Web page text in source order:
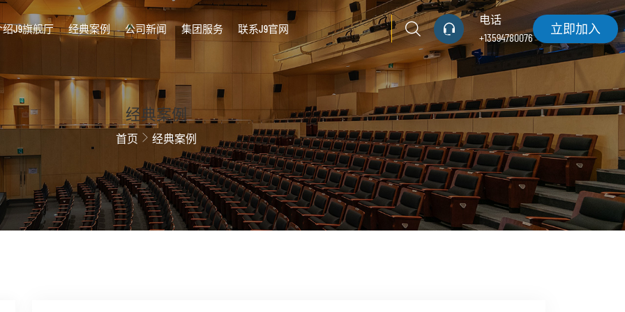
绍J9旗舰厅 经典案例 公司新闻 集团服务 联系J9官网
电话
+13594780076
立即加入
经典案例
首页 经典案例